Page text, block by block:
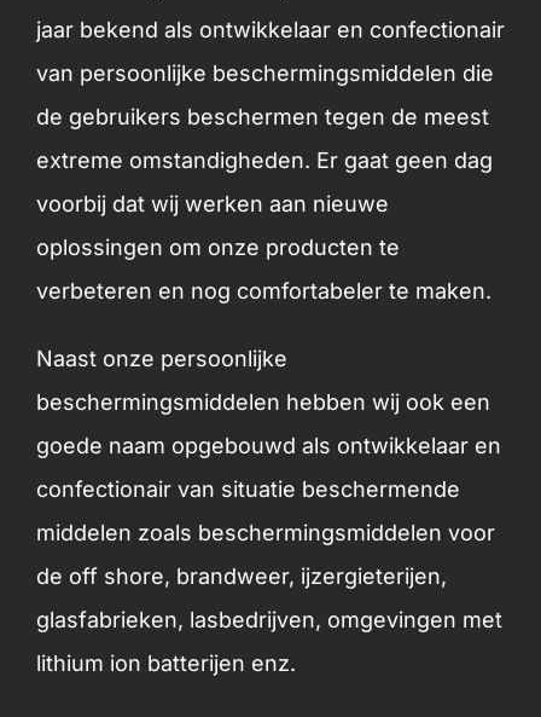
jaar bekend als ontwikkelaar en confectionair
van persoonlijke beschermingsmiddelen die
de gebruikers beschermen tegen de meest
extreme omstandigheden. Er gaat geen dag
voorbij dat wij werken aan nieuwe
oplossingen om onze producten te
verbeteren en nog comfortabeler te maken.
Naast onze persoonlijke
beschermingsmiddelen hebben wij ook een
goede naam opgebouwd als ontwikkelaar en
confectionair van situatie beschermende
middelen zoals beschermingsmiddelen voor
de off shore, brandweer, ijzergieterijen,
glasfabrieken, lasbedrijven, omgevingen met
lithium ion batterijen enz.